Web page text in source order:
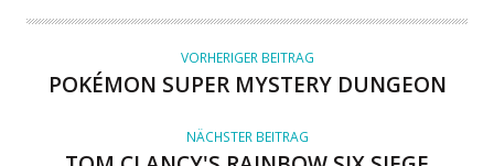
O
VORHERIGER BEITRAG
POKÉMON SUPER MYSTERY DUNGEON
NÄCHSTER BEITRAG